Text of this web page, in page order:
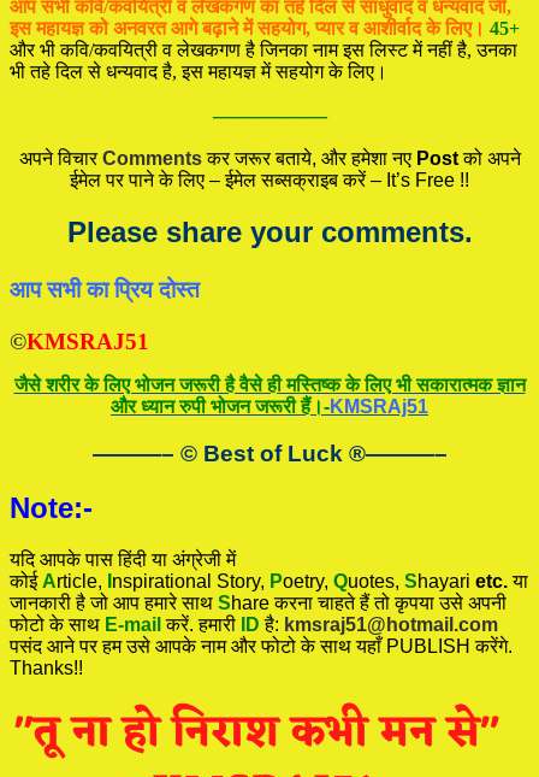
आप सभी कवि/कवयित्री व लेखकगण का तहे दिल से साधुवाद व धन्यवाद जी,
इस महायज्ञ को अनवरत आगे बढ़ाने में सहयोग, प्यार व आशीर्वाद के लिए। 45+
और भी कवि/कवयित्री व लेखकगण है जिनका नाम इस लिस्ट में नहीं है, उनका
भी तहे दिल से धन्यवाद है, इस महायज्ञ में सहयोग के लिए।
—————
अपने विचारCommentsकर जरूर बताये, और हमेशा नए Postको अपने
ईमेल पर पाने के लिए – ईमेल सब्सक्राइब करें – It’s Free !!
Please share your comments.
आप सभी का प्रिय दोस्त
©KMSRAJ51
जैसे शरीर के लिए भोजन जरूरी है वैसे ही मस्तिष्क के लिए भी सकारात्मक ज्ञान
और ध्यान रुपी भोजन जरूरी हैं।-KMSRAj51
———– © Best of Luck ®———–
Note:-
यदि आपके पास हिंदी या अंग्रेजी में
कोईArticle, nspirational Story, Poetry, Quotes, Shayari etc.या
जानकारी है जो आप हमारे साथ Share करना चाहते हैं तो कृपया उसे अपनी
फोटो के साथ E-mail करें. हमारी IDहै: kmsraj51@hotmail.com
पसंद आने पर हम उसे आपके नाम और फोटो के साथ यहाँ PUBLISH करेंगे.
Thanks!!